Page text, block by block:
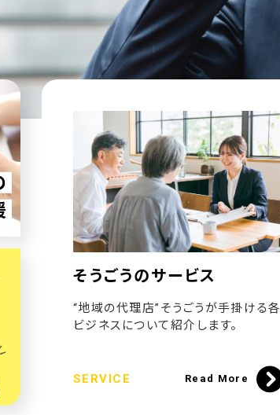
そうごうのサービス
“地域の代理店”そうごうが手掛ける各
ビジネスについて紹介します。
SERVICE Read More